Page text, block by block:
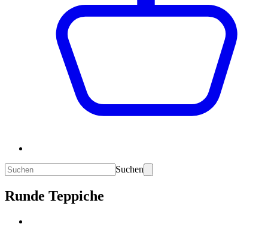
Suchen
Runde Teppiche